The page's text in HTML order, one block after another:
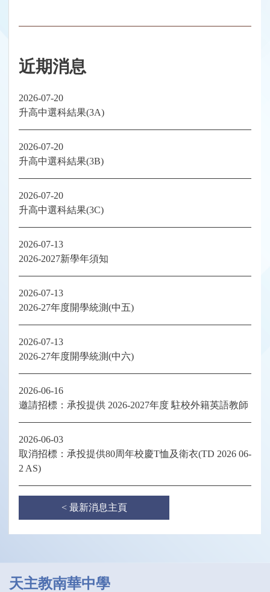
近期消息
2026-07-20
升高中選科結果(3A)
2026-07-20
升高中選科結果(3B)
2026-07-20
升高中選科結果(3C)
2026-07-13
2026-2027新學年須知
2026-07-13
2026-27年度開學統測(中五)
2026-07-13
2026-27年度開學統測(中六)
2026-06-16
邀請招標：承投提供 2026-2027年度 駐校外籍英語教師
2026-06-03
取消招標：承投提供80周年校慶T恤及衛衣(TD 2026 06-
2 AS)
< 最新消息主頁
天主教南華中學